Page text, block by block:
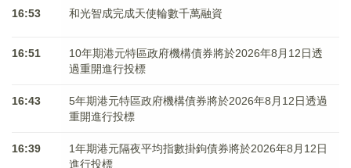
16:53 和光智成完成天使輪數千萬融資
16:51
10年期港元特區政府機構債券將於2026年8月12日透
過重開進行投標
16:43
5年期港元特區政府機構債券將於2026年8月12日透過
重開進行投標
16:39
1年期港元隔夜平均指數掛鉤債券將於2026年8月12日
進行投標